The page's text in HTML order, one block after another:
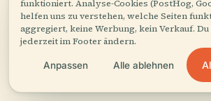
Geprüftund gezeigt.
Recherchiert und verfasst vom
aus historischen Aufzeichnungen,
funktioniert. Analyse-Cookies (PostHog,
helfen uns zu verstehen, welche Seiten
aggregiert, keine Werbung, kein Verkauf.
jederzeit im Footer ändern.
Anpassen Alle ablehnen